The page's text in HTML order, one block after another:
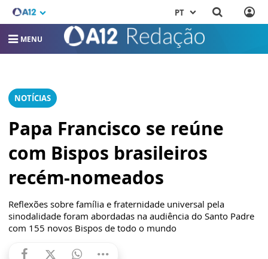
PT
MENU
NOTÍCIAS
Papa Francisco se reúne
com Bispos brasileiros
recém-nomeados
Reflexões sobre família e fraternidade universal pela
sinodalidade foram abordadas na audiência do Santo Padre
com 155 novos Bispos de todo o mundo